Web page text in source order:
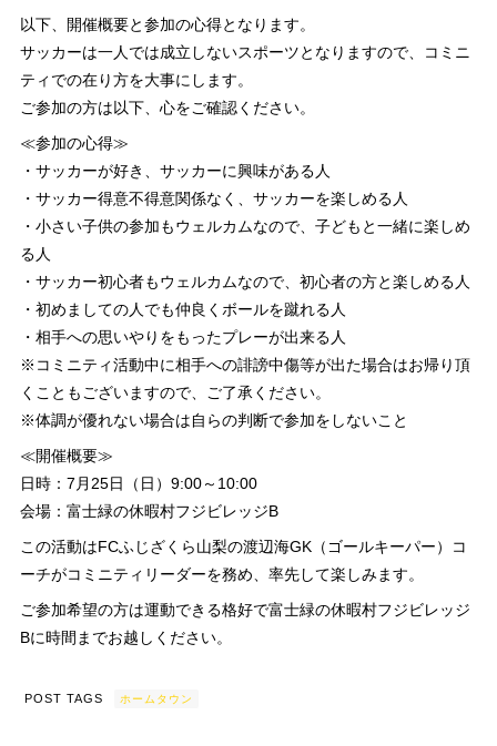
以下、開催概要と参加の心得となります。
サッカーは一人では成立しないスポーツとなりますので、コミニ
ティでの在り方を大事にします。
ご参加の方は以下、心をご確認ください。
≪参加の心得≫
・サッカーが好き、サッカーに興味がある人
・サッカー得意不得意関係なく、サッカーを楽しめる人
・小さい子供の参加もウェルカムなので、子どもと一緒に楽しめ
る人
・サッカー初心者もウェルカムなので、初心者の方と楽しめる人
・初めましての人でも仲良くボールを蹴れる人
・相手への思いやりをもったプレーが出来る人
※コミニティ活動中に相手への誹謗中傷等が出た場合はお帰り頂
くこともございますので、ご了承ください。
※体調が優れない場合は自らの判断で参加をしないこと
≪開催概要≫
日時：7月25日（日）9:00～10:00
会場：富士緑の休暇村フジビレッジB
この活動はFCふじざくら山梨の渡辺海GK（ゴールキーパー）コ
ーチがコミニティリーダーを務め、率先して楽しみます。
ご参加希望の方は運動できる格好で富士緑の休暇村フジビレッジ
Bに時間までお越しください。
POST TAGS ホームタウン